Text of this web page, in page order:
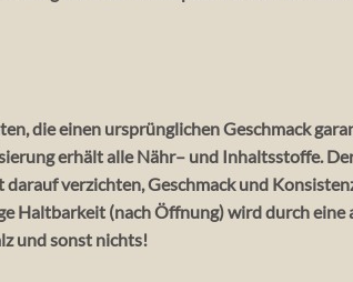
die einen ursprünglichen Geschmack
erhält alle Nähr– und Inhaltsstoffe.
verzichten, Geschmack und
Haltbarkeit (nach Öffnung) wird durch
und sonst nichts!